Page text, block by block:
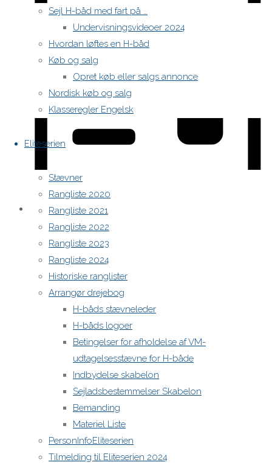
Sejl H-båd med fart på …
Undervisningsvideoer 2024
Hvordan løftes en H-båd
Køb og salg
Opret køb eller salgs annonce
Nordisk køb og salg
Klasseregler Engelsk
Eliteserien
Stævner
Rangliste 2020
Rangliste 2021
Rangliste 2022
Rangliste 2023
Rangliste 2024
Historiske ranglister
Arrangør drejebog
H-båds stævneleder
H-båds logoer
Betingelser for afholdelse af VM-
udtagelsesstævne for H-både
Indbydelse skabelon
Sejladsbestemmelser Skabelon
Bemanding
Materiel Liste
PersonInfoEliteserien
Tilmelding til Eliteserien 2024
Liste